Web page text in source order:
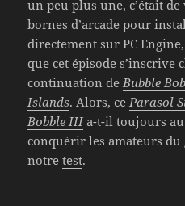
un peu plus une, c’était
bornes d’arcade pour
directement sur PC
que cet épisode s’inscrive
continuation de Bubble
Islands. Alors, ce Parasol
Bobble IIIa-t-il toujours
conquérir les amateurs du
notretest.